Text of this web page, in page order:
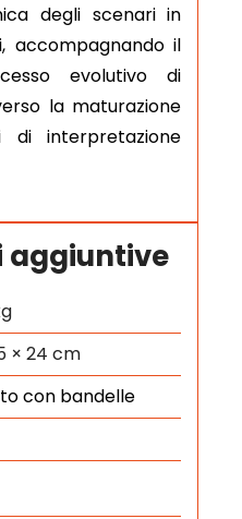
degli scenari in
accompagnando il
evolutivo di
la maturazione
di interpretazione
aggiuntive
× 24 cm
con bandelle